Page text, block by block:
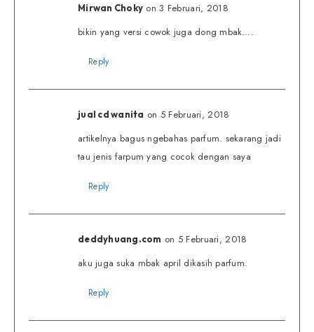
Mirwan Choky on 3 Februari, 2018
bikin yang versi cowok juga dong mbak….
Reply
jual cd wanita on 5 Februari, 2018
artikelnya bagus ngebahas parfum. sekarang jadi
tau jenis farpum yang cocok dengan saya
Reply
deddyhuang.com on 5 Februari, 2018
aku juga suka mbak april dikasih parfum.
Reply